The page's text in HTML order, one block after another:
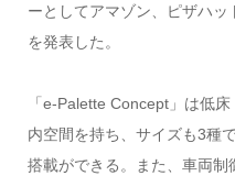
ーとしてアマゾン、ピザハッ
を発表した。
「e-Palette Concept」は低
内空間を持ち、サイズも3種
搭載ができる。また、車両